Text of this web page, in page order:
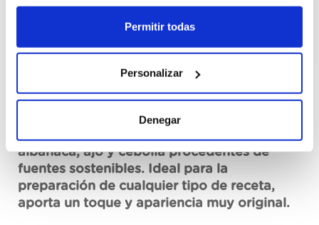
Permitir todas
Personalizar
Denegar
Descripció
Primerba de pesto rojo Knorr, con tomate,
albahaca, ajo y cebolla procedentes de
fuentes sostenibles. Ideal para la
preparación de cualquier tipo de receta,
aporta un toque y apariencia muy original.